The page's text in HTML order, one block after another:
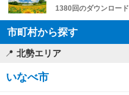
1380回のダウンロード
市町村から探す
北勢エリア
いなべ市